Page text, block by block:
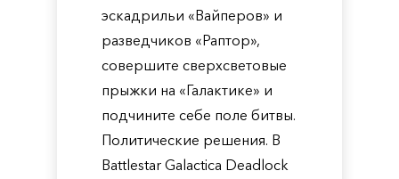
эскадрильи «Вайперов» и
разведчиков «Раптор»,
совершите сверхсветовые
прыжки на «Галактике» и
подчините себе поле битвы.
Политические решения. В
Battlestar Galactica Deadlock